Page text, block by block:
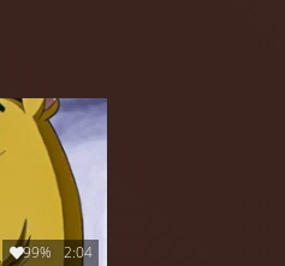
99% 2:04